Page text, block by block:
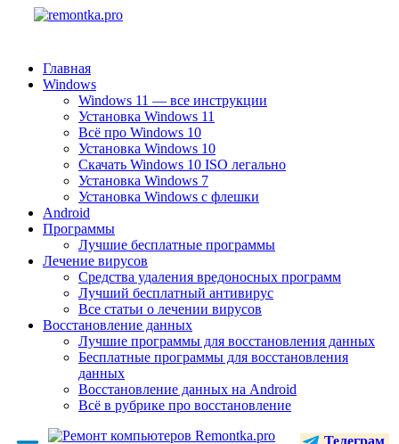
Главная
Windows
Windows 11 — все инструкции
Установка Windows 11
Всё про Windows 10
Установка Windows 10
Скачать Windows 10 ISO легально
Установка Windows 7
Установка Windows с флешки
Android
Программы
Лучшие бесплатные программы
Лечение вирусов
Средства удаления вредоносных программ
Лучший бесплатный антивирус
Все статьи о лечении вирусов
Восстановление данных
Лучшие программы для восстановления данных
Бесплатные программы для восстановления
данных
Восстановление данных на Android
Всё в рубрике про восстановление
Телеграм